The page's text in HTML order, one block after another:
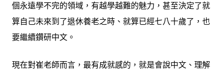
個永遠學不完的領域，有越學越難的魅力，甚至決定了就
算自己未來到了退休養老之時、就算已經七八十歲了，也
要繼續鑽研中文。
現在對崔老師而言，最有成就感的，就是會說中文、理解